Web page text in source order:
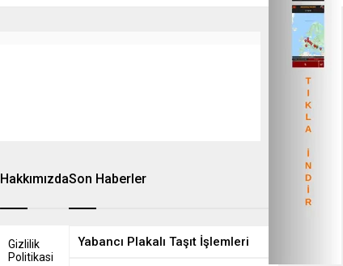
Hakkımızda
Gizlilik
Politikasi
Son Haberler
Yabancı Plakalı Taşıt İşlemleri